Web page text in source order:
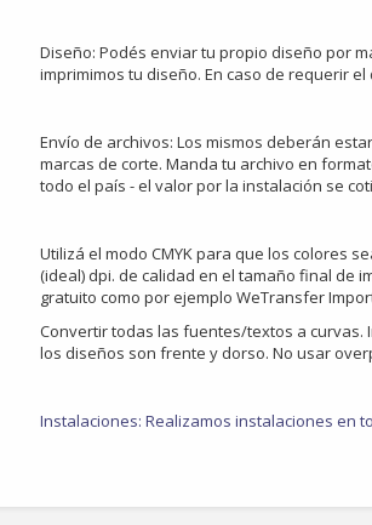
Diseño: Podés enviar tu propio diseño por
imprimimos tu diseño. En caso de requerir
Envío de archivos: Los mismos deberán
marcas de corte. Manda tu archivo en
todo el país - el valor por la instalación se
Utilizá el modo CMYK para que los colores
(ideal) dpi. de calidad en el tamaño final de
gratuito como por ejemplo WeTransfer
Convertir todas las fuentes/textos a curvas.
los diseños son frente y dorso. No usar
Instalaciones: Realizamos instalaciones en